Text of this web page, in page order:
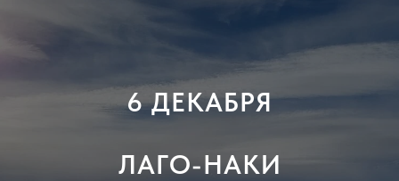
6 ДЕКАБРЯ
ЛАГО-НАКИ